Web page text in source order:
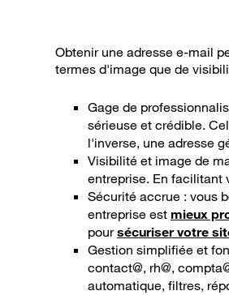
Obtenir une adresse e-mail
termes d'image que de
Gage de
sérieuse et crédible.
l'inverse, une adresse
Visibilité et image de
entreprise. En facilitant
Sécurité accrue : vous
entreprise est mieux
poursécuriser votre
Gestion simplifiée et
contact@, rh@,
automatique, filtres,